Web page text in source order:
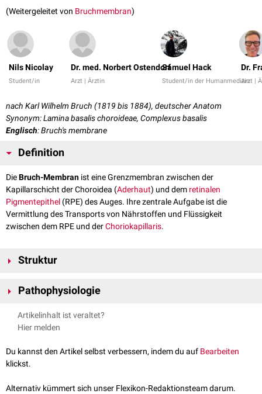
(Weitergeleitet von Bruchmembran)
Nils Nicolay
Student/in
Dr. med. Norbert Ostendorf
Arzt | Ärztin
Samuel Hack
Student/in der Humanmedizin
Dr.
Arzt |
nach Karl Wilhelm Bruch (1819 bis 1884), deutscher Anatom
Synonym: Lamina basalis choroideae, Complexus basalis
Englisch: Bruch's membrane
Definition
DieBruch-Membran ist eine Grenzmembran zwischen der
Kapillarschicht der Choroidea (Aderhaut) und dem retinalen
Pigmentepithel (RPE) des Auges. Ihre zentrale Aufgabe ist die
Vermittlung des Transports von Nährstoffen und Flüssigkeit
zwischen dem RPE und derChoriokapillaris.
Struktur
innen):
ÄußereKollagenfaserschicht
Schicht aus elastischen Fasern
Basalmembran der retinalen Pigmentepithelzellen
Pathophysiologie
Im Laufe der physiologischen Alterung verändert sich die Bruch-
Membran. Es kommt zu einer Veränderung der
Darüber hinaus entstehen im Grenzbereich zwischen
Pigmentepithelschicht und der Bruch-Membran Ablagerungen ("Drusen",
der Entstehung altersabhängiger Netzhauterkrankungen beteiligt.
Artikelinhalt ist veraltet?
Hier melden
Du kannst den Artikel selbst verbessern, indem du auf Bearbeiten
klickst.
Alternativ kümmert sich unser Flexikon-Redaktionsteam darum.